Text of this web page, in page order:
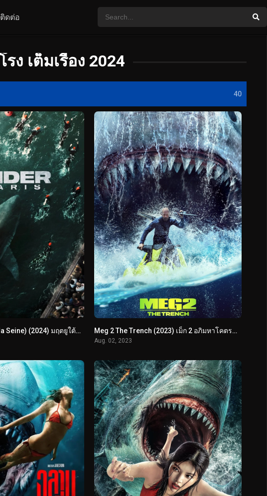
ติดต่อ
เต็มเรื่อง 2024
40
Under Paris (Sous la Seine) (2024) มฤตยูใต้ปารีส Meg 2 The Trench (2023) เม็ก 2 อภิมหาโคตรหลามร่องนรก
Aug. 02, 2023